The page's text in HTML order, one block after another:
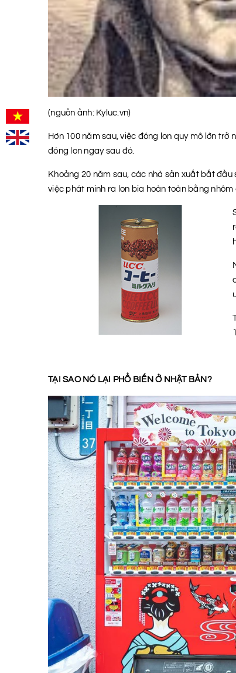
(nguồn ảnh: Kyluc.vn)
Hơn 100 năm sau, việc đóng lon quy mô lớn
đóng lon ngay sau đó.
Khoảng 20 năm sau, các nhà sản xuất bắt
việc phát minh ra lon bia hoàn toàn bằng
TẠI SAO NÓ LẠI PHỔ BIẾN Ở NHẬT BẢN?